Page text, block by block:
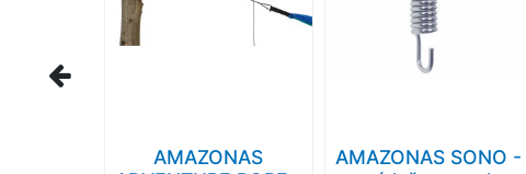
AMAZONAS
AMAZONAS SONO -